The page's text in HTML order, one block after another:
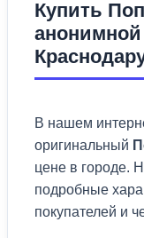
Купить
анонимной
В нашем
оригинальный
цене в городе.
подробные
покупателей и